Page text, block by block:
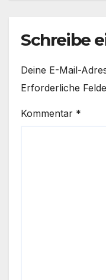
Schreibe
Deine E-Mail-
Erforderliche
Kommentar *